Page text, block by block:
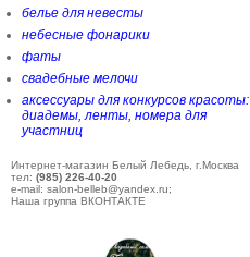
белье для невесты
небесные фонарики
фаты
свадебные мелочи
аксессуары для конкурсов красоты:
диадемы, ленты, номера для
участниц
Интернет-магазин Белый Лебедь, г.Москва
тел: (985) 226-40-20
e-mail: salon-belleb@yandex.ru;
Наша группа ВКОНТАКТЕ